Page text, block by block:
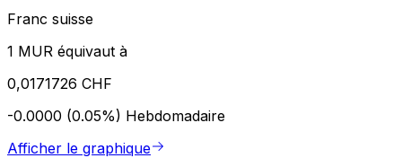
Franc suisse
1 MUR équivaut à
0,0171726 CHF
-0.0000 (0.05%) Hebdomadaire
Afficher le graphique